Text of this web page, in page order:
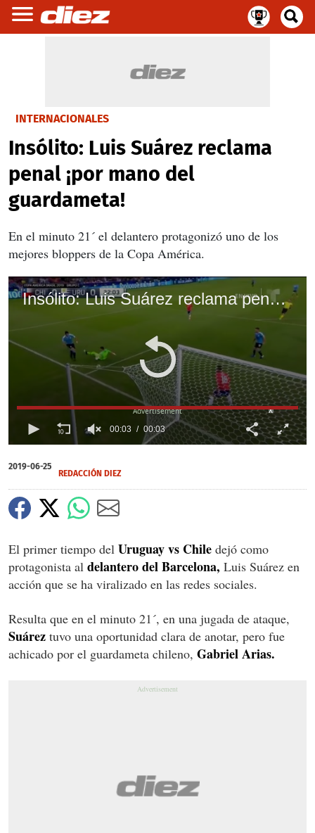
INTERNACIONALES
Insólito: Luis Suárez reclama
penal ¡por mano del
guardameta!
En el minuto 21´ el delantero protagonizó uno de los
mejores bloppers de la Copa América.
Insólito: Luis Suárez reclama penal ¡por mano del guardameta!
of
3
00:03 00:03
X
2019-06-25
REDACCIÓN DIEZ
El primer tiempo del Uruguay vs Chile dejó como
protagonista al delantero del Barcelona, Luis Suárez en
acción que se ha viralizado en las redes sociales.
Resulta que en el minuto 21´, en una jugada de ataque,
Suárez tuvo una oportunidad clara de anotar, pero fue
achicado por el guardameta chileno, Gabriel Arias.